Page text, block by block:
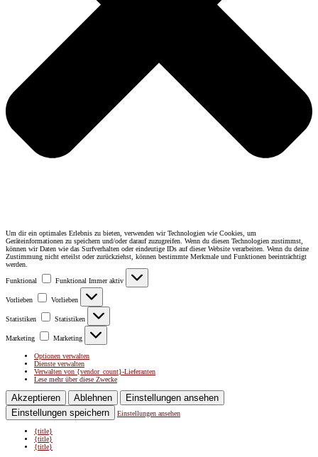
Um dir ein optimales Erlebnis zu bieten, verwenden wir Technologien wie Cookies, um
Geräteinformationen zu speichern und/oder darauf zuzugreifen. Wenn du diesen Technologien zustimmst,
können wir Daten wie das Surfverhalten oder eindeutige IDs auf dieser Website verarbeiten. Wenn du deine
Zustimmung nicht erteilst oder zurückziehst, können bestimmte Merkmale und Funktionen beeinträchtigt
werden.
Funktional Funktional Immer aktiv
Vorlieben Vorlieben
Statistiken Statistiken
Marketing Marketing
Optionen verwalten
Dienste verwalten
Verwalten von {vendor_count}-Lieferanten
Lese mehr über diese Zwecke
Akzeptieren Ablehnen
Einstellungen ansehen
Einstellungen speichern
Einstellungen ansehen
{title}
{title}
{title}